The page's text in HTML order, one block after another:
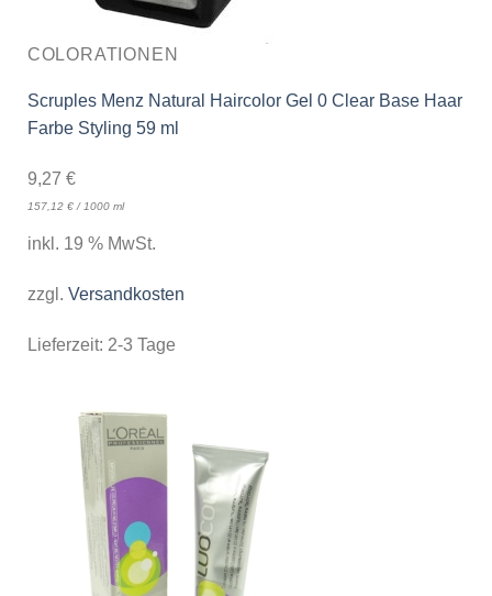
COLORATIONEN
Scruples Menz Natural Haircolor Gel 0 Clear Base Haar
Farbe Styling 59 ml
9,27 €
157,12 €/1000 ml
inkl. 19 % MwSt.
zzgl. Versandkosten
Lieferzeit: 2-3 Tage